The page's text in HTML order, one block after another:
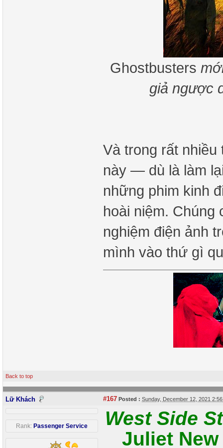
Ghostbusters
giả ngược
Và trong rất
này — dù là làm
những phim kinh
hoài niệm. Chúng
nghiệm điện ảnh
mình vào thứ gì
Back to top
Lữ Khách #167 Posted : Sunday, December 12, 2021
Rank: Passenger Service
West Side
Juliet